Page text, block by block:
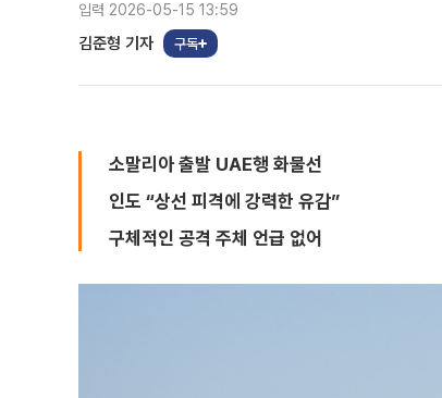
입력 2026-05-15 13:59
김준형 기자 구독
소말리아 출발 UAE행 화물선
인도 “상선 피격에 강력한 유감”
구체적인 공격 주체 언급 없어